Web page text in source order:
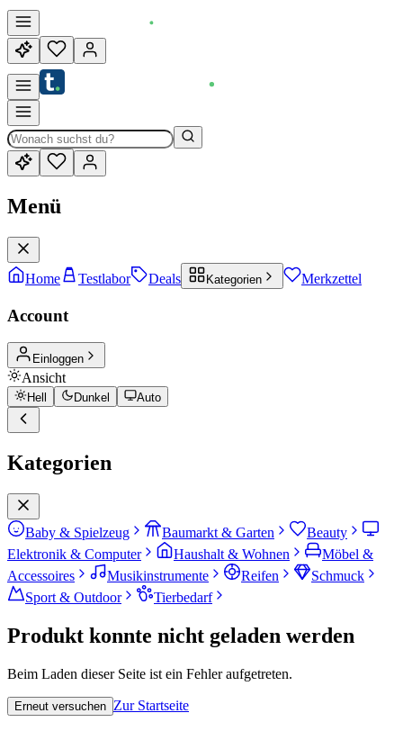
Menü
Home Testlabor Deals Kategorien Merkzettel
Account
Einloggen
Ansicht
Hell Dunkel Auto
Kategorien
Baby & Spielzeug Baumarkt & Garten
Beauty
Elektronik & Computer
Haushalt & Wohnen
Möbel &
Accessoires
Musikinstrumente Reifen
Schmuck
Sport & Outdoor
Tierbedarf
Produkt konnte nicht geladen werden
Beim Laden dieser Seite ist ein Fehler aufgetreten.
Erneut versuchen Zur Startseite